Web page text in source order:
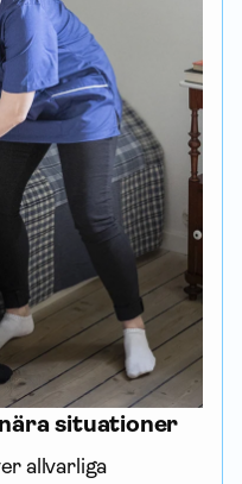
situationer
allvarliga